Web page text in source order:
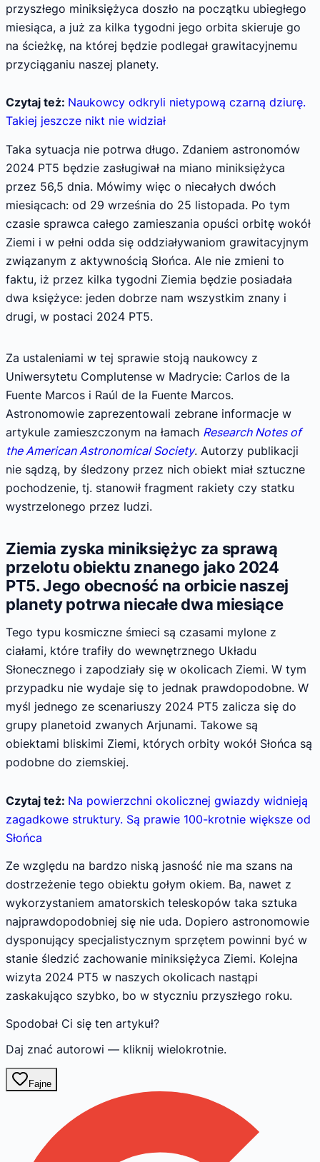
przyszłego miniksiężyca doszło na początku ubiegłego
miesiąca, a już za kilka tygodni jego orbita skieruje go
na ścieżkę, na której będzie podlegał grawitacyjnemu
przyciąganiu naszej planety.
Czytaj też: Naukowcy odkryli nietypową czarną dziurę.
Takiej jeszcze nikt nie widział
Taka sytuacja nie potrwa długo. Zdaniem astronomów
2024 PT5 będzie zasługiwał na miano miniksiężyca
przez 56,5 dnia. Mówimy więc o niecałych dwóch
miesiącach: od 29 września do 25 listopada. Po tym
czasie sprawca całego zamieszania opuści orbitę wokół
Ziemi i w pełni odda się oddziaływaniom grawitacyjnym
związanym z aktywnością Słońca. Ale nie zmieni to
faktu, iż przez kilka tygodni Ziemia będzie posiadała
dwa księżyce: jeden dobrze nam wszystkim znany i
drugi, w postaci 2024 PT5.
Za ustaleniami w tej sprawie stoją naukowcy z
Uniwersytetu Complutense w Madrycie: Carlos de la
Fuente Marcos i Raúl de la Fuente Marcos.
Astronomowie zaprezentowali zebrane informacje w
artykule zamieszczonym na łamach Research Notes of
the American Astronomical Society. Autorzy publikacji
nie sądzą, by śledzony przez nich obiekt miał sztuczne
pochodzenie, tj. stanowił fragment rakiety czy statku
wystrzelonego przez ludzi.
Ziemia zyska miniksiężyc za sprawą
przelotu obiektu znanego jako 2024
PT5. Jego obecność na orbicie naszej
planety potrwa niecałe dwa miesiące
Tego typu kosmiczne śmieci są czasami mylone z
ciałami, które trafiły do wewnętrznego Układu
Słonecznego i zapodziały się w okolicach Ziemi. W tym
przypadku nie wydaje się to jednak prawdopodobne. W
myśl jednego ze scenariuszy 2024 PT5 zalicza się do
grupy planetoid zwanych Arjunami. Takowe są
obiektami bliskimi Ziemi, których orbity wokół Słońca są
podobne do ziemskiej.
Czytaj też: Na powierzchni okolicznej gwiazdy widnieją
zagadkowe struktury. Są prawie 100-krotnie większe od
Słońca
Ze względu na bardzo niską jasność nie ma szans na
dostrzeżenie tego obiektu gołym okiem. Ba, nawet z
wykorzystaniem amatorskich teleskopów taka sztuka
najprawdopodobniej się nie uda. Dopiero astronomowie
dysponujący specjalistycznym sprzętem powinni być w
stanie śledzić zachowanie miniksiężyca Ziemi. Kolejna
wizyta 2024 PT5 w naszych okolicach nastąpi
zaskakująco szybko, bo w styczniu przyszłego roku.
Spodobał Ci się ten artykuł?
Daj znać autorowi — kliknij wielokrotnie.
Fajne